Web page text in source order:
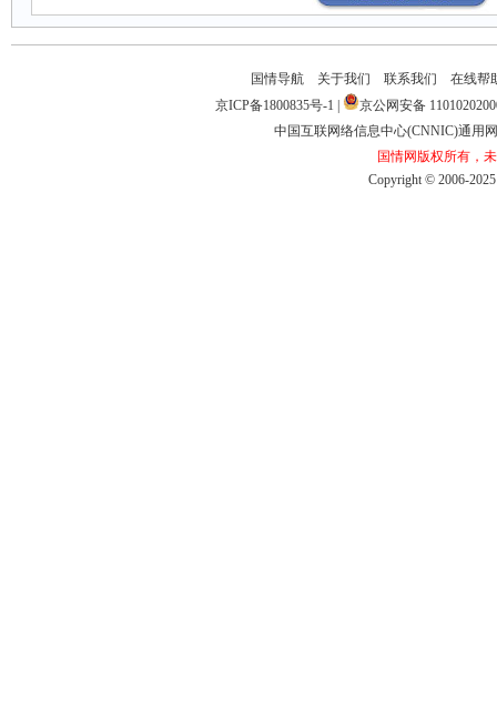
国情导航 关于我们 联系我们
在线帮
京ICP备1800835号-1
京公网安备
中国互联网络信息中心(CNNIC)通用
国情网版权所有，
Copyright©2006-